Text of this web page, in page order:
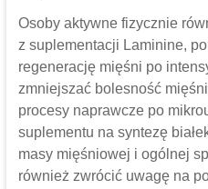
Osoby aktywne fizycznie
z suplementacji Laminine,
regenerację mięśni po
zmniejszać bolesność
procesy naprawcze po
suplementu na syntezę
masy mięśniowej i ogólnej
również zwrócić uwagę na